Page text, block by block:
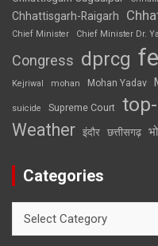
Chhattisgarh-Raigarh
Chief Minister
Chief Minister Dr.
Congress dprcg
Kejriwal mohan Mohan Yadav
suicide Supreme Court
Weather इंदौर छत्तीसगढ़
Categories